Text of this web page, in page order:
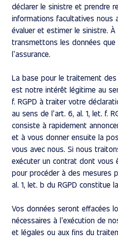
déclarer le sinistre et prendre
informations facultatives nous
évaluer et estimer le sinistre.
transmettons les données
l’assurance.
La base pour le traitement
est notre intérêt légitime au
f. RGPD à traiter votre
au sens de l’art. 6, al. 1, let. f.
consiste à rapidement
et à vous donner ensuite la
vous avec nous. Si nous
exécuter un contrat dont vous
pour procéder à des mesures
al. 1, let. b du RGPD constitue
Vos données seront effacées
nécessaires à l’exécution de
et légales ou aux fins du